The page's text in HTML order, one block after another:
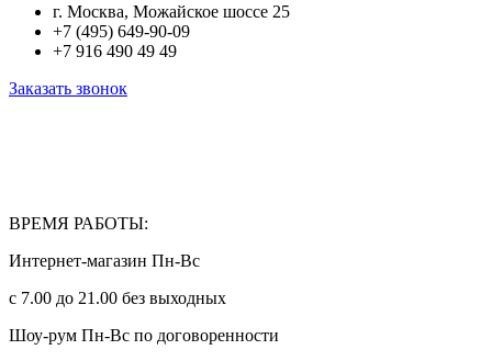
г. Москва, Можайское шоссе 25
+7 (495) 649-90-09
+7 916 490 49 49
Заказать звонок
ВРЕМЯ РАБОТЫ:
Интернет-магазин Пн-Вс
с 7.00 до 21.00 без выходных
Шоу-рум Пн-Вс по договоренности